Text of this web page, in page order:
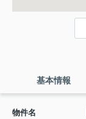
基本情報
物件名